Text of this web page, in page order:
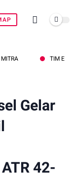
TIM ESCAPE
Gelar
42-